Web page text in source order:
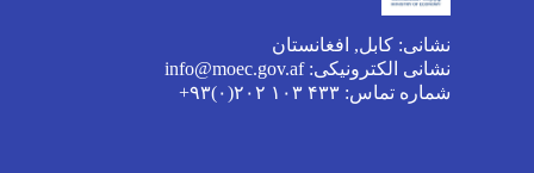
نشانی: کابل, افغانستان
نشانی الکترونیکی: info@moec.gov.af
شماره تماس: ۴۳۳ ۱۰۳ ۲۰۲(۰)۹۳+